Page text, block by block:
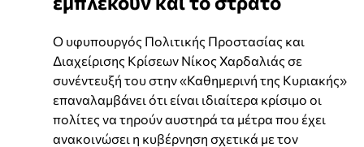
Ο υφυπουργός Πολιτικής Προστασίας και
Διαχείρισης Κρίσεων Νίκος Χαρδαλιάς σε
συνέντευξή του στην «Καθημερινή της Κυριακής»
επαναλαμβάνει ότι είναι ιδιαίτερα κρίσιμο οι
πολίτες να τηρούν αυστηρά τα μέτρα που έχει
ανακοινώσει η κυβέρνηση σχετικά με τον